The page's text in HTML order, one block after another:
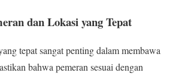
dan Lokasi yang Tepat
tepat sangat penting dalam membawa
bahwa pemeran sesuai dengan